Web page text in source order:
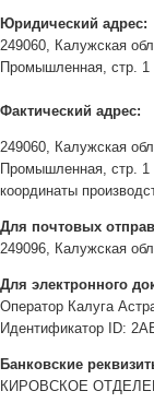
Юридический адрес:
249060, Калужская
Промышленная, стр. 1
Фактический адрес:
249060, Калужская
Промышленная, стр. 1
координаты
Для почтовых
249096, Калужская
Для электронного
Оператор Калуга
Идентификатор ID:
Банковские
КИРОВСКОЕ